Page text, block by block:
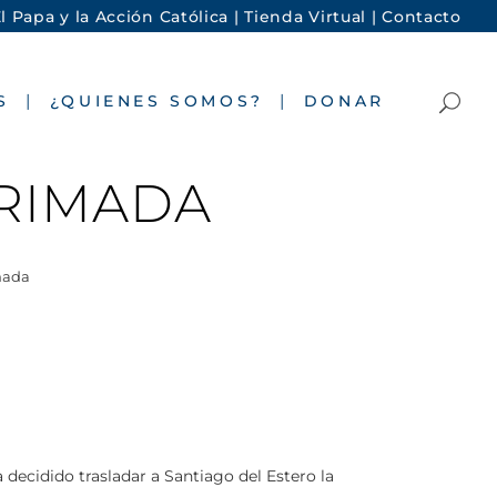
Papa y la Acción Católica |Tienda Virtual |Contacto
¿QUIENES SOMOS? DONAR
trasladar a Santiago del Estero la